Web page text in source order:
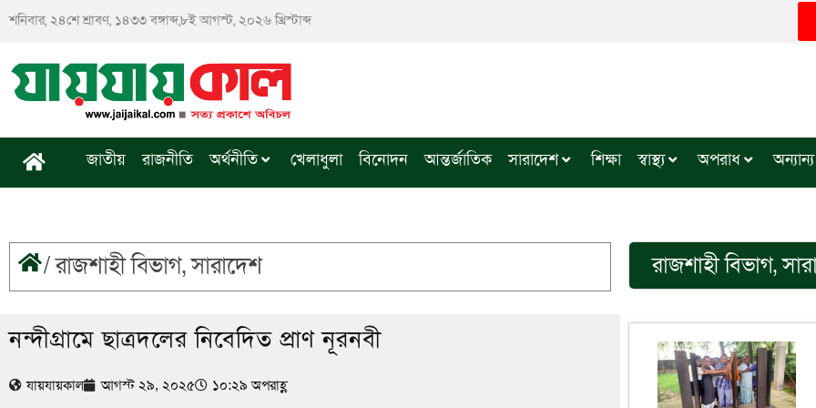
Skip
শনিবার, ২৪শে শ্রাবণ, ১৪৩৩ বঙ্গাব্দ,৮ই আগস্ট, ২০২৬ খ্রিস্টাব্দ
জাতীয় রাজনীতি অর্থনীতি খেলাধুলা বিনোদন আন্তর্জাতিক সারাদেশ শিক্ষা স্বাস্থ্য অপরাধ অন্যান্য
/রাজশাহী বিভাগ,সারাদেশ রাজশাহী বিভাগ,
নন্দীগ্রামে ছাত্রদলের নিবেদিত প্রাণ নূরনবী
যায়যায়কাল আগস্ট ২৯, ২০২৫ ১০:২৯ অপরাহ্ণ